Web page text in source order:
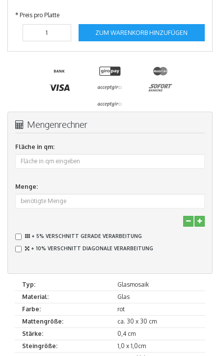
* Preis pro Platte
ZUM WARENKORB HINZUFÜGEN
Mengenrechner
Fläche in qm:
Menge:
+ 5% VERSCHNITT GERADE VERARBEITUNG
+ 10% VERSCHNITT DIAGONALE VERARBEITUNG
Typ:
Glasmosaik
Material:
Glas
Farbe:
rot
Mattengröße:
ca. 30 x 30 cm
Stärke:
0,4 cm
Steingröße:
1,0 x 1,0cm